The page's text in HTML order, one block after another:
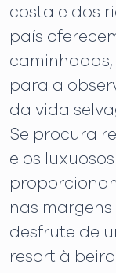
costa e dos
país
para a
da vida
Se procura
e os
nas
desfrute de
resort à